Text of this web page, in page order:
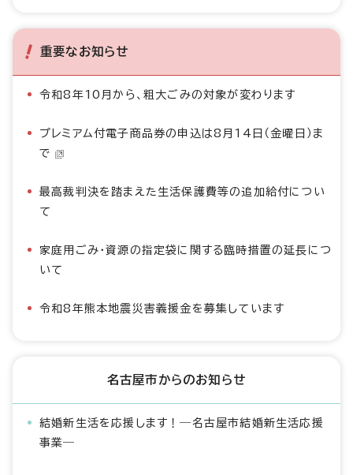
重要なお知らせ
令和8年10月から、粗大ごみの対象が変わります
プレミアム付電子商品券の申込は8月14日（金曜日）ま
で
最高裁判決を踏まえた生活保護費等の追加給付につい
て
家庭用ごみ・資源の指定袋に関する臨時措置の延長につ
いて
令和8年熊本地震災害義援金を募集しています
名古屋市からのお知らせ
結婚新生活を応援します！―名古屋市結婚新生活応援
事業―